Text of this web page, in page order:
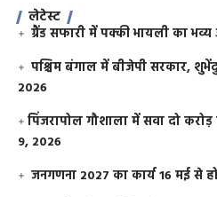
लेटेस्ट
ग्रैंड सफारी में पक्की भायली का
पश्चिम बंगाल में बीजेपी सरकार,
2026
​पिंजरापोल गौशाला में सवा दो करोड़
9, 2026
जनगणना 2027 का कार्य 16 मई से